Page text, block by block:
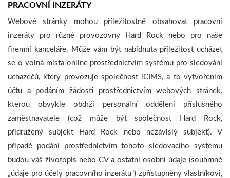
PRACOVNÍ INZERÁTY
Webové stránky mohou příležitostně obsahovat pracovní
inzeráty pro různé provozovny Hard Rock nebo pro naše
firemní kanceláře. Může vám být nabídnuta příležitost ucházet
se o volná místa online prostřednictvím systému pro sledování
uchazečů, který provozuje společnost iCIMS, a to vytvořením
účtu a podáním žádosti prostřednictvím webových stránek,
kterou obvykle obdrží personální oddělení příslušného
zaměstnavatele (což může být společnost Hard Rock,
přidružený subjekt Hard Rock nebo nezávislý subjekt). V
případě podání prostřednictvím tohoto sledovacího systému
budou váš životopis nebo CV a ostatní osobní údaje (souhrnně
„údaje pro účely pracovního inzerátu“) zpřístupněny vlastníkovi,